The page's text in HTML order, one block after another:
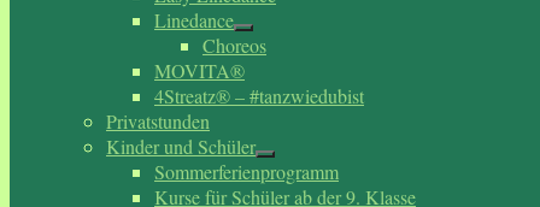
Linedance
Choreos
MOVITA®
4Streatz® – #tanzwiedubist
Privatstunden
Kinder und Schüler
Sommerferienprogramm
Kurse für Schüler ab der 9. Klasse